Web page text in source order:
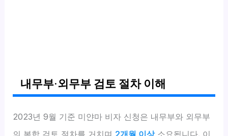
내무부·외무부 검토 절차 이해
2023년 9월 기준 미얀마 비자 신청은 내무부와 외무부
의 복합 검토 절차를 거치며 2개월 이상소요됩니다. 이